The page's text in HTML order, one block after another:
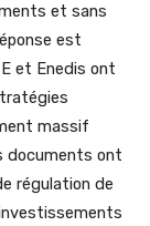
et sans
est
et Enedis ont
massif
documents ont
régulation de